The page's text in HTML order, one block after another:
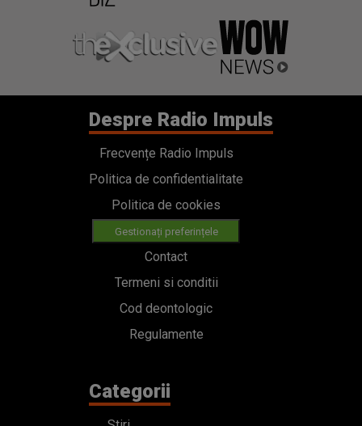
Despre Radio Impuls
Frecvențe Radio Impuls
Politica de confidentialitate
Politica de cookies
Gestionați preferințele
Contact
Termeni si conditii
Cod deontologic
Regulamente
Categorii